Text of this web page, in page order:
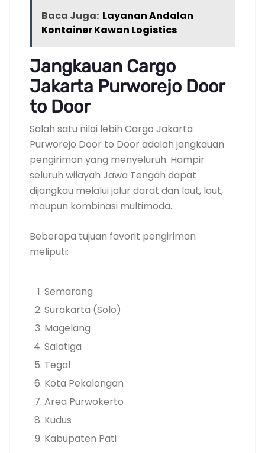
Baca Juga: Layanan Andalan
Kontainer Kawan Logistics
Jangkauan Cargo
Jakarta Purworejo Door
to Door
Salah satu nilai lebih Cargo Jakarta
Purworejo Door to Door adalah jangkauan
pengiriman yang menyeluruh. Hampir
seluruh wilayah Jawa Tengah dapat
dijangkau melalui jalur darat dan laut, laut,
maupun kombinasi multimoda.
Beberapa tujuan favorit pengiriman
meliputi:
Semarang
Surakarta (Solo)
Magelang
Salatiga
Tegal
Kota Pekalongan
Area Purwokerto
Kudus
Kabupaten Pati